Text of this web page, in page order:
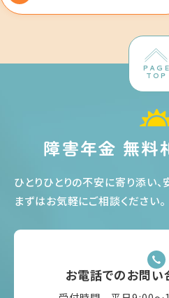
PAGE
TOP
障害年金 無料
ひとりひとりの不安に寄り添い
まずはお気軽にご相談ください。
お電話でのお問い